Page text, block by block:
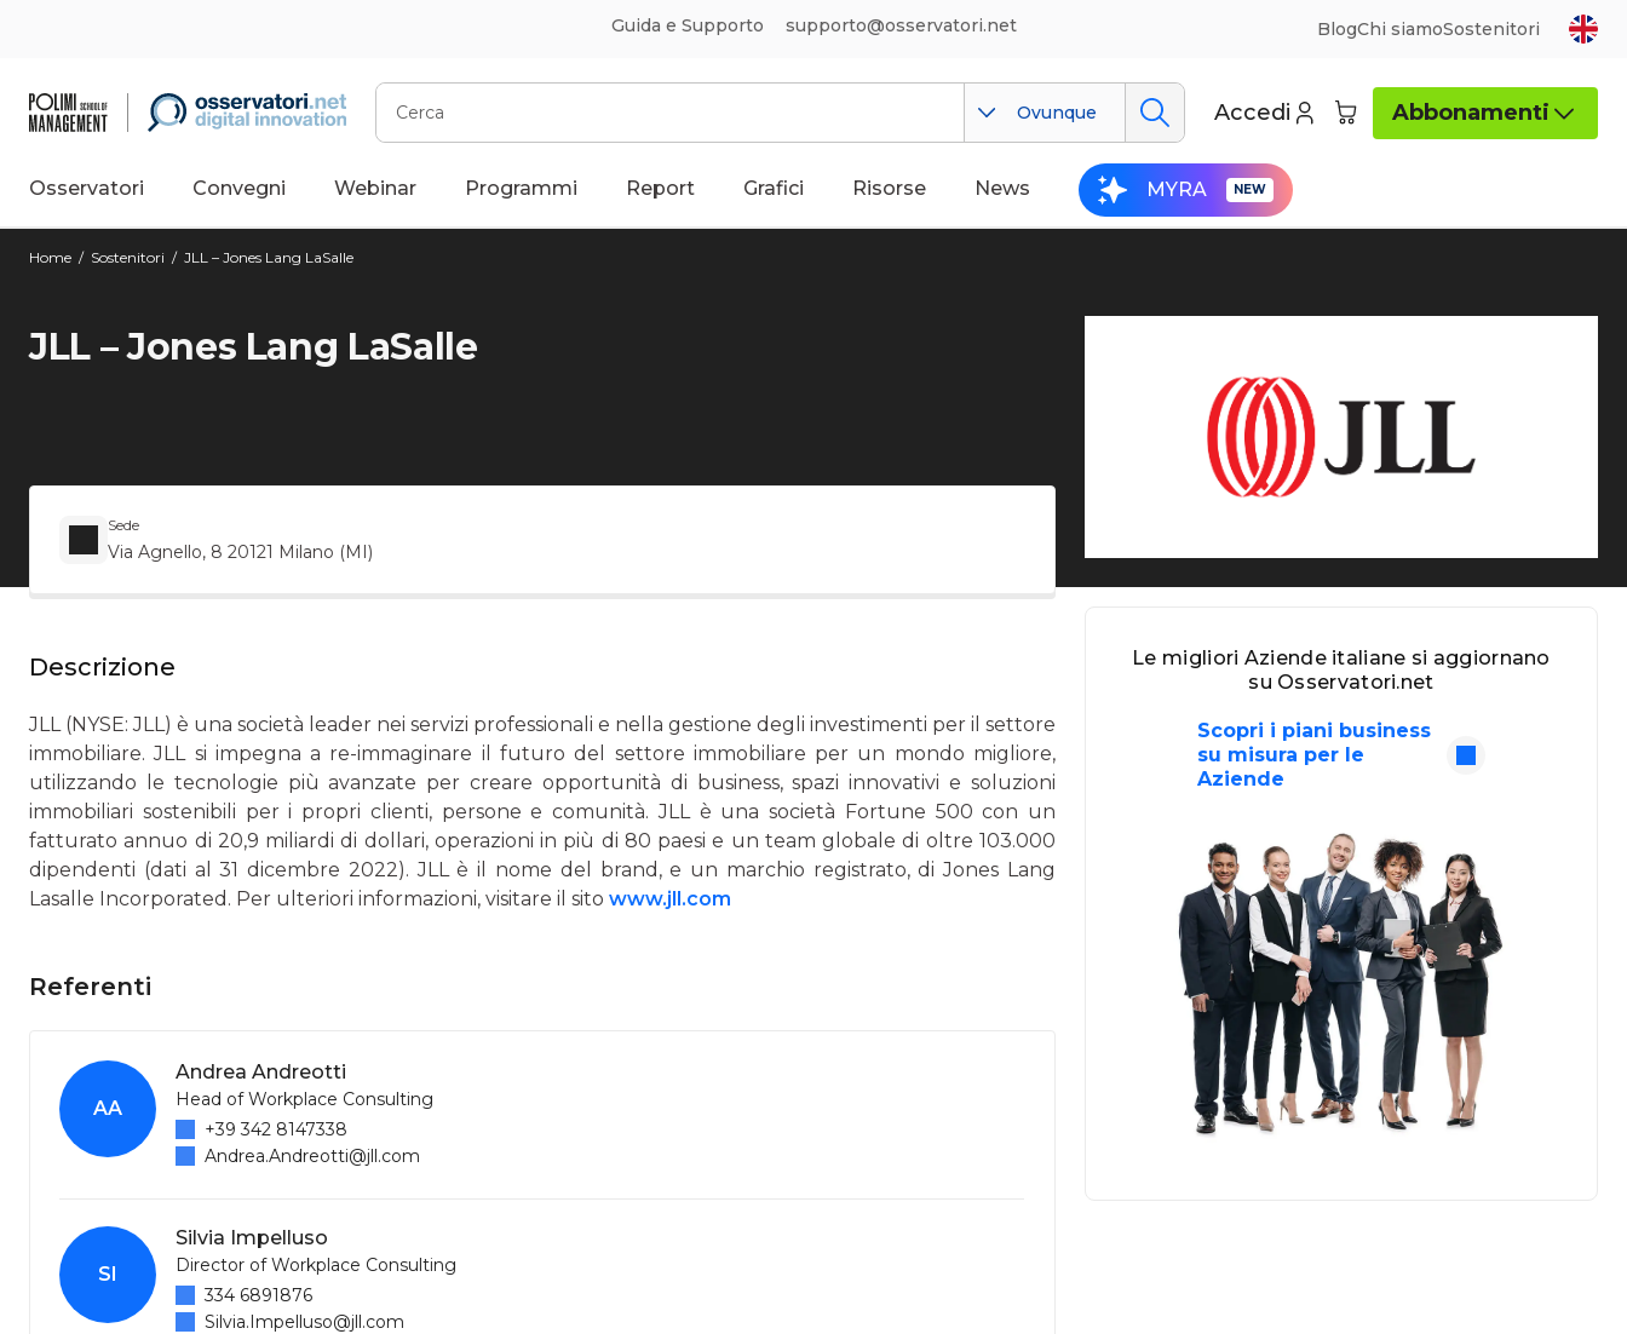
Guida e Supporto supporto@osservatori.net BlogChi siamoSostenitori
Cerca
Ovunque Accedi Abbonamenti
Osservatori Convegni Webinar Programmi Report Grafici Risorse News MYRA
Home / Sostenitori / JLL – Jones Lang LaSalle
JLL – Jones Lang LaSalle
Sede
Via Agnello, 8 20121 Milano (MI)
Descrizione
JLL (NYSE: JLL) è una società leader nei servizi professionali e nella gestione degli investimenti per il settore
immobiliare. JLL si impegna a re-immaginare il futuro del settore immobiliare per un mondo migliore,
utilizzando le tecnologie più avanzate per creare opportunità di business, spazi innovativi e soluzioni
immobiliari sostenibili per i propri clienti, persone e comunità. JLL è una società Fortune 500 con un
fatturato annuo di 20,9 miliardi di dollari, operazioni in più di 80 paesi e un team globale di oltre 103.000
dipendenti (dati al 31 dicembre 2022). JLL è il nome del brand, e un marchio registrato, di Jones Lang
Lasalle Incorporated. Per ulteriori informazioni, visitare il sito www.jll.com
Referenti
AA
Andrea Andreotti
Head of Workplace Consulting
+39 342 8147338
Andrea.Andreotti@jll.com
SI
Silvia Impelluso
Director of Workplace Consulting
334 6891876
Silvia.Impelluso@jll.com
Le migliori Aziende italiane si aggiornano
su Osservatori.net
Scopri i piani business
su misura per le
Aziende